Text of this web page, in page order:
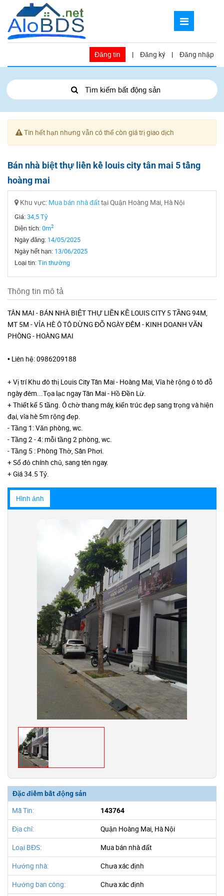
Đăng tin | Đăng ký | Đăng nhập
Tìm kiếm bất động sản
Tin hết hạn nhưng vẫn có thể còn giá trị giao dịch
Bán nhà biệt thự liền kề louis city tân mai 5 tầng
hoàng mai
Khu vực: Mua bán nhà đấttại Quận Hoàng Mai, Hà Nội
Giá:34,5 Tỷ
Diện tích:0m2
Ngày đăng: 14/05/2025
Ngày hết hạn: 13/06/2025
Loại tin:Tin thường
Thông tin mô tả
TÂN MAI - BÁN NHÀ BIỆT THỰ LIỀN KỀ LOUIS CITY 5 TẦNG 94M,
MT 5M - VỈA HÈ Ô TÔ DỪNG ĐỖ NGÀY ĐÊM - KINH DOANH VĂN
PHÒNG - HOÀNG MAI
• Liên hệ: 0986209188
+ Vị trí Khu đô thị Louis City Tân Mai - Hoàng Mai, Vỉa hè rộng ô tô đỗ
ngày đêm...Tọa lạc ngay Tân Mai - Hồ Đền Lừ.
+ Thiết kế 5 tầng. Ô chờ thang máy, kiến trúc đẹp sang trọng và hiện
đại, vỉa hè 5m rộng đẹp.
- Tầng 1: Văn phòng, wc.
- Tầng 2 - 4: mỗi tầng 2 phòng, wc.
- Tầng 5 : Phòng Thờ, Sân Phơi.
+ Sổ đỏ chính chủ, sang tên ngay.
+ Giá 34.5 Tỷ.
Hình ảnh
Đặc điểm bất động sản
Mã Tin: 143764
Địa chỉ: Quận Hoàng Mai, Hà Nội
Loại BĐS: Mua bán nhà đất
Hướng nhà: Chưa xác định
Hướng ban công: Chưa xác định